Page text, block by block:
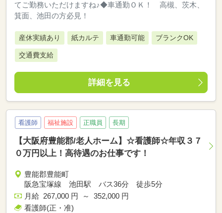
てご勤務いただけますね♪◆車通勤ＯＫ！ 高槻、茨木、
箕面、池田の方必見！
産休実績あり 紙カルテ 車通勤可能 ブランクOK
交通費支給
詳細を見る
看護師 福祉施設 正職員 長期
【大阪府豊能郡/老人ホーム】☆看護師☆年収３７
０万円以上！高待遇のお仕事です！
豊能郡豊能町
阪急宝塚線 池田駅 バス36分 徒歩5分
月給 267,000 円 ～ 352,000 円
看護師(正・准)